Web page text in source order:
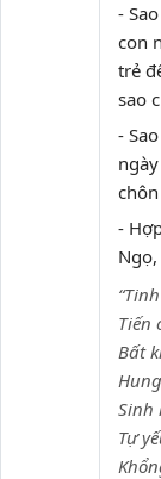
-
con
trẻ
sao
-
-
Tiến
Bất
Sinh
Tự